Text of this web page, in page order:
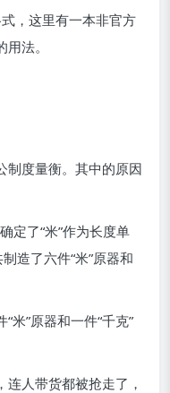
，这里有一本非官方
法。
制度量衡。其中的原因
定了“米”作为长度单
造了六件“米”原器和
米”原器和一件“千克”
人带货都被抢走了，